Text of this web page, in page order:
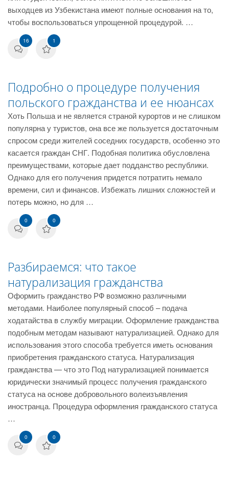
выходцев из Узбекистана имеют полные основания на то,
чтобы воспользоваться упрощенной процедурой. …
16 1
Подробно о процедуре получения
польского гражданства и ее нюансах
Хоть Польша и не является страной курортов и не слишком
популярна у туристов, она все же пользуется достаточным
спросом среди жителей соседних государств, особенно это
касается граждан СНГ. Подобная политика обусловлена
преимуществами, которые дает подданство республики.
Однако для его получения придется потратить немало
времени, сил и финансов. Избежать лишних сложностей и
потерь можно, но для …
0 0
Разбираемся: что такое
натурализация гражданства
Оформить гражданство РФ возможно различными
методами. Наиболее популярный способ – подача
ходатайства в службу миграции. Оформление гражданства
подобным методам называют натурализацией. Однако для
использования этого способа требуется иметь основания
приобретения гражданского статуса. Натурализация
гражданства — что это Под натурализацией понимается
юридически значимый процесс получения гражданского
статуса на основе добровольного волеизъявления
иностранца. Процедура оформления гражданского статуса
…
0 0